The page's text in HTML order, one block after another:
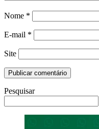
Nome *
E-mail *
Site
Pesquisar